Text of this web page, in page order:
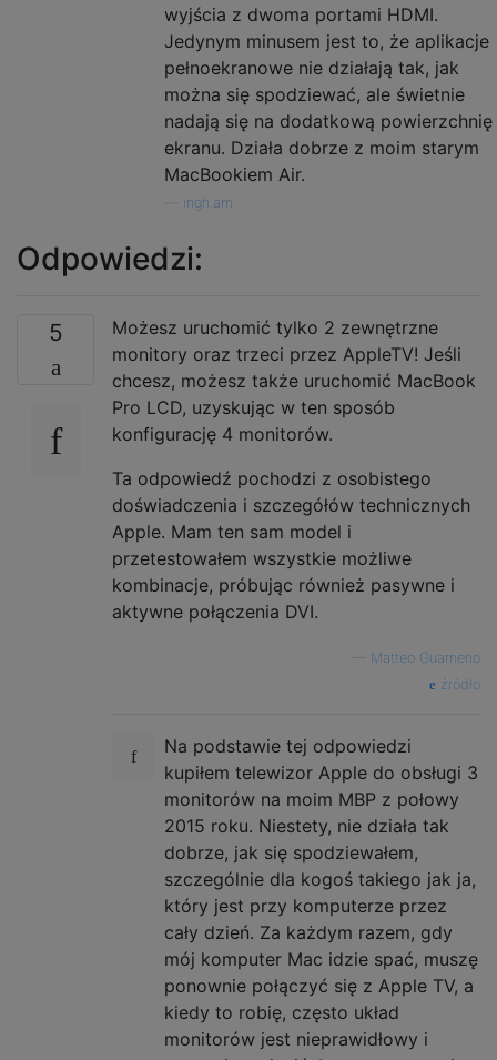
wyjścia z dwoma portami HDMI.
Jedynym minusem jest to, że aplikacje
pełnoekranowe nie działają tak, jak
można się spodziewać, ale świetnie
nadają się na dodatkową powierzchnię
ekranu. Działa dobrze z moim starym
MacBookiem Air.
ingh.am
Odpowiedzi:
5
Możesz uruchomić tylko 2 zewnętrzne
monitory oraz trzeci przez AppleTV! Jeśli
chcesz, możesz także uruchomić MacBook
Pro LCD, uzyskując w ten sposób
konfigurację 4 monitorów.
Ta odpowiedź pochodzi z osobistego
doświadczenia i szczegółów technicznych
Apple. Mam ten sam model i
przetestowałem wszystkie możliwe
kombinacje, próbując również pasywne i
aktywne połączenia DVI.
Matteo Guarnerio
źródło
Na podstawie tej odpowiedzi
kupiłem telewizor Apple do obsługi 3
monitorów na moim MBP z połowy
2015 roku. Niestety, nie działa tak
dobrze, jak się spodziewałem,
szczególnie dla kogoś takiego jak ja,
który jest przy komputerze przez
cały dzień. Za każdym razem, gdy
mój komputer Mac idzie spać, muszę
ponownie połączyć się z Apple TV, a
kiedy to robię, często układ
monitorów jest nieprawidłowy i